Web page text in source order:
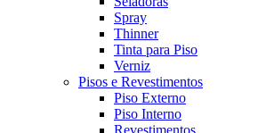
Spray
Thinner
Tinta para Piso
Verniz
Pisos e Revestimentos
Piso Externo
Piso Interno
Revestimentos